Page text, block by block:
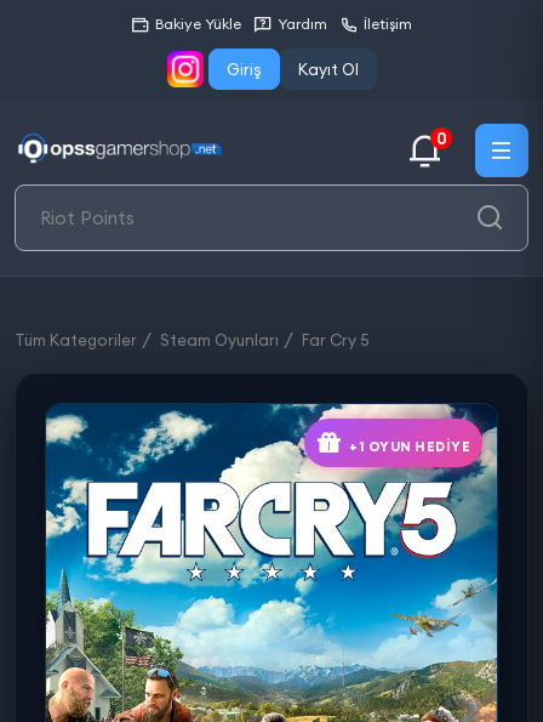
Bakiye Yükle Yardım İletişim
Giriş Kayıt Ol
0
Tüm Kategoriler Steam Oyunları Far Cry 5
+1 OYUN HEDIYE